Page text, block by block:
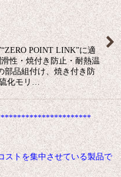
POINT LINK”に適
性・焼付き防止・耐熱温
部品組付け、焼き付き防
化モリ…
ストを集中させている製品で